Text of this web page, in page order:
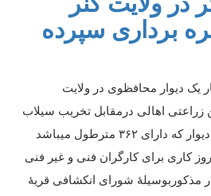
برداری سپرده
یک دیوار محافظوی در ولایت
اهالی درمقابل تخریب سیلاب
که دارای ۳۶۲مترطول میباشد
کاری برای کارگران فنی و غیر فنی
مذکوربوسیلهٔ شورای انکشافی قریهٔ